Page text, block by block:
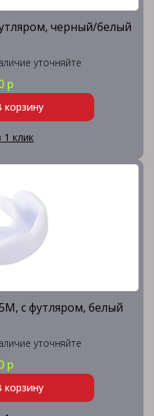
черный/белый
уточняйте
р
корзину
1 клик
с футляром, белый
уточняйте
р
корзину